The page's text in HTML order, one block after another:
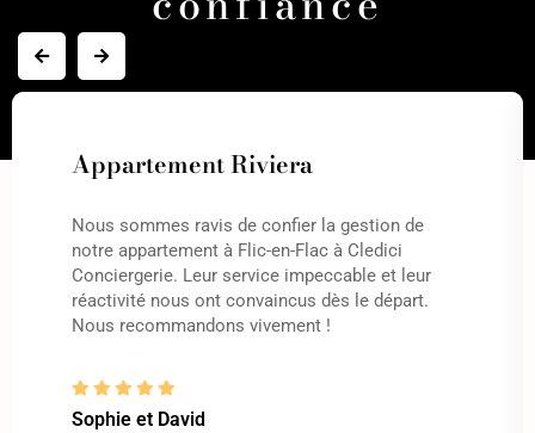
Appartement Riviera
Nous sommes ravis de confier la gestion de
notre appartement à Flic-en-Flac à Cledici
Conciergerie. Leur service impeccable et leur
réactivité nous ont convaincus dès le départ.
Nous recommandons vivement !
Sophie et David